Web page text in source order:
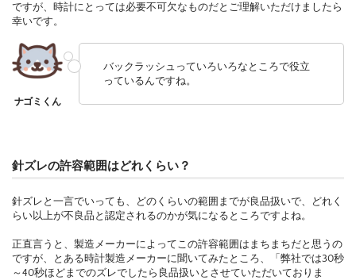
ですが、時計にとっては必要不可欠なものだとご理解いただけましたら
幸いです。
バックラッシュっていろいろなところで役立
っているんですね。
針ズレの許容範囲はどれくらい？
針ズレと一言でいっても、どのくらいの範囲までが良品扱いで、どれく
らい以上が不良品と認定されるのかが気になるところですよね。
正直言うと、製造メーカーによってこの許容範囲はまちまちだと思うの
ですが、とある時計製造メーカーに聞いてみたところ、「弊社では30秒
～40秒ほどまでのズレでしたら良品扱いとさせていただいておりま